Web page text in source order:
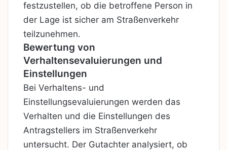
festzustellen, ob die betroffene Person in
der Lage ist sicher am Straßenverkehr
teilzunehmen.
Bewertung von
Verhaltensevaluierungen und
Einstellungen
Bei Verhaltens- und
Einstellungsevaluierungen werden das
Verhalten und die Einstellungen des
Antragstellers im Straßenverkehr
untersucht. Der Gutachter analysiert, ob